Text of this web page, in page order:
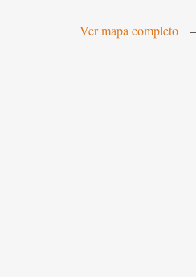
Ver mapa completo –